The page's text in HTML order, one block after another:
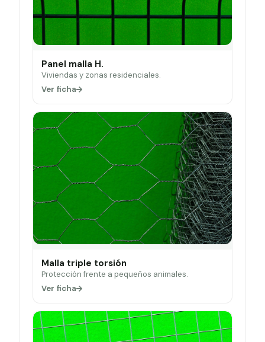
Panel malla H.
Viviendas y zonas residenciales.
Ver ficha
Malla triple torsión
Protección frente a pequeños animales.
Ver ficha